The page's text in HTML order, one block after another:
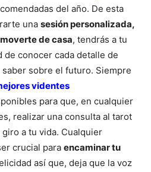
del año. De esta
una sesión personalizada,
de casa, tendrás a tu
conocer cada detalle de
sobre el futuro. Siempre
videntes
para que, en cualquier
realizar una consulta al tarot
a tu vida. Cualquier
crucial para encaminar tu
así que, deja que la voz